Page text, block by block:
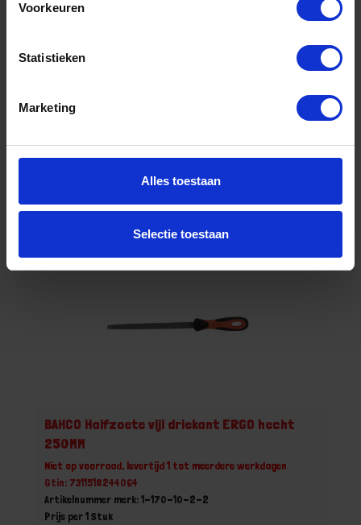
Voorkeuren
Statistieken
Marketing
Alles toestaan
Selectie toestaan
Niet op voorraad, levertijd 1 tot meerdere werkdagen
Prijs per 1 Stuk
+
Stuk
BAHCO Halfzoete vijl driekant ERGO hecht
250MM
Niet op voorraad, levertijd 1 tot meerdere werkdagen
Gtin: 7311518244064
Artikelnummer merk: 1-170-10-2-2
Prijs per 1 Stuk